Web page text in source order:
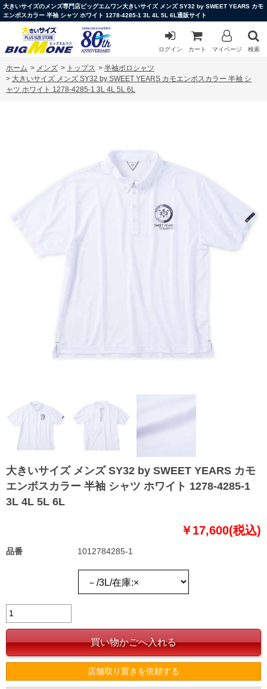
大きいサイズのメンズ専門店ビッグエムワン大きいサイズ メンズ SY32 by SWEET YEARS カモ
エンボスカラー 半袖 シャツ ホワイト 1278-4285-1 3L 4L 5L 6L通販サイト
ログイン カート マイページ 検索
ホーム > メンズ > トップス > 半袖ポロシャツ
> 大きいサイズ メンズ SY32 by SWEET YEARS カモエンボスカラー 半袖 シ
ャツ ホワイト 1278-4285-1 3L 4L 5L 6L
大きいサイズ メンズ SY32 by SWEET YEARS カモ
エンボスカラー 半袖 シャツ ホワイト 1278-4285-1
3L 4L 5L 6L
￥17,600(税込)
品番 1012784285-1
店舗取り置きを依頼する